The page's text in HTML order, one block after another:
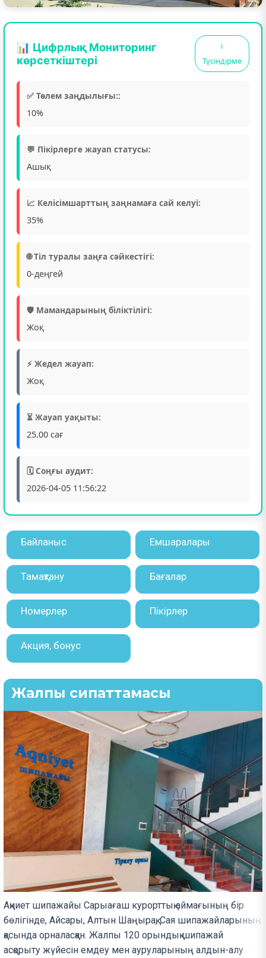
📊 Цифрлық Мониторинг
көрсеткіштері
ℹ️
Түсіндірме
✅ Төлем заңдылығы::
10%
💬 Пікірлерге жауап статусы:
Ашық
📈 Келісімшарттың заңнамаға сай келуі:
35%
🌐 Тіл туралы заңға сәйкестігі:
0-деңгей
🛡️ Мамандарының біліктілігі:
Жоқ
⚡ Жедел жауап:
Жоқ
⏳ Жауап уақыты:
25.00 сағ
🗓️ Соңғы аудит:
2026-04-05 11:56:22
Байланыс Емшаралары
Тамақтану Бағалар
Номерлер Пікірлер
Акция, бонус
Жалпы сипаттамасы
Ақниет шипажайы Сарыағаш курорттық аймағының бір
бөлігінде, Айсары, Алтын Шаңырақ, Сая шипажайларының
қасында орналасқан. Жалпы 120 орындық шипажай
асқорыту жүйесін емдеу мен ауруларының алдын-алу